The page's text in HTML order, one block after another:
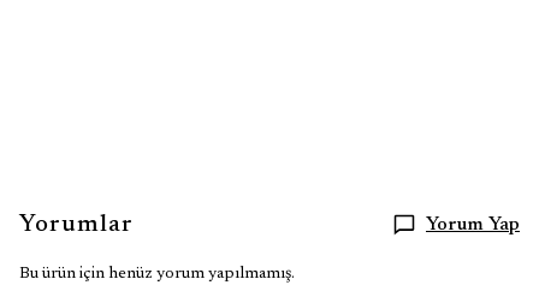
Yorumlar Yorum Yap
Bu ürün için henüz yorum yapılmamış.